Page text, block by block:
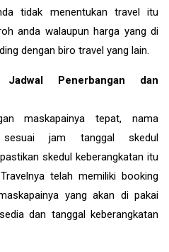
tidak menentukan travel itu
anda walaupun harga yang di
dengan biro travel yang lain.
Penerbangan dan
maskapainya tepat, nama
jam tanggal skedul
skedul keberangkatan itu
telah memiliki booking
yang akan di pakai
dan tanggal keberangkatan